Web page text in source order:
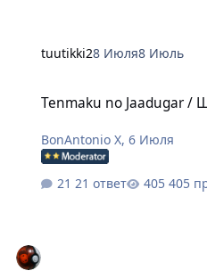
tuutikki28 Июля8 Июль
Tenmaku no Jaadugar /
BonAntonio X,6 Июля
21 ответ 405